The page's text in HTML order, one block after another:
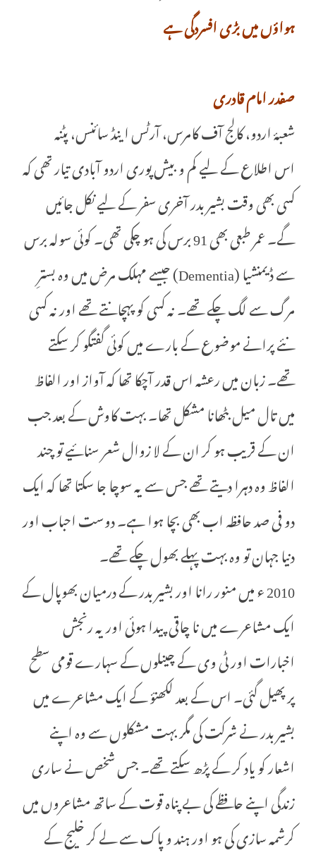
ہواؤں میں بڑی افسردگی ہے
صفدر امام قادری
شعبۂ اردو، کالج آف کامرس، آرٹس اینڈ سائنس، پٹنہ
اس اطلاع کے لیے کم و بیش پوری اردو آبادی تیار تھی کہ
کسی بھی وقت بشیر بدر آخری سفر کے لیے نکل جائیں
گے۔ عمر طبعی بھی 91 برس کی ہو چکی تھی۔ کوئی سولہ برس
سے ڈیمنشیا (Dementia) جیسے مہلک مرض میں وہ بسترِ
مرگ سے لگ چکے تھے۔ نہ کسی کو پہچانتے تھے اور نہ کسی
نئے پرانے موضوع کے بارے میں کوئی گفتگو کر سکتے
تھے۔ زبان میں رعشہ اس قدر آچکا تھا کہ آواز اور الفاظ
میں تال میل بٹھانا مشکل تھا۔ بہت کاوش کے بعد جب
ان کے قریب ہو کر ان کے لا زوال شعر سنائیے تو چند
الفاظ وہ دہرا دیتے تھے جس سے یہ سوچا جا سکتا تھا کہ ایک
دو فی صد حافظہ اب بھی بچا ہوا ہے۔ دوست احباب اور
دنیا جہان تو وہ بہت پہلے بھول چکے تھے۔
2010 ء میں منور رانا اور بشیر بدر کے درمیان بھوپال کے
ایک مشاعرے میں نا چاقی پیدا ہوئی اور یہ رنجش
اخبارات اور ٹی وی کے چینلوں کے سہارے قومی سطح
پر پھیل گئی۔ اس کے بعد لکھنؤ کے ایک مشاعرے میں
بشیر بدر نے شرکت کی مگر بہت مشکلوں سے وہ اپنے
اشعار کو یاد کر کے پڑھ سکتے تھے۔ جس شخص نے ساری
زندگی اپنے حافظے کی بے پناہ قوت کے ساتھ مشاعروں میں
کرشمہ سازی کی ہو اور ہند و پاک سے لے کر خلیج کے